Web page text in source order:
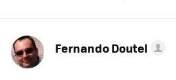
Fernando Doutel